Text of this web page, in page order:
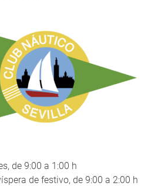
de 9:00 a 1:00 h
de festivo, de 9:00 a 2:00 h